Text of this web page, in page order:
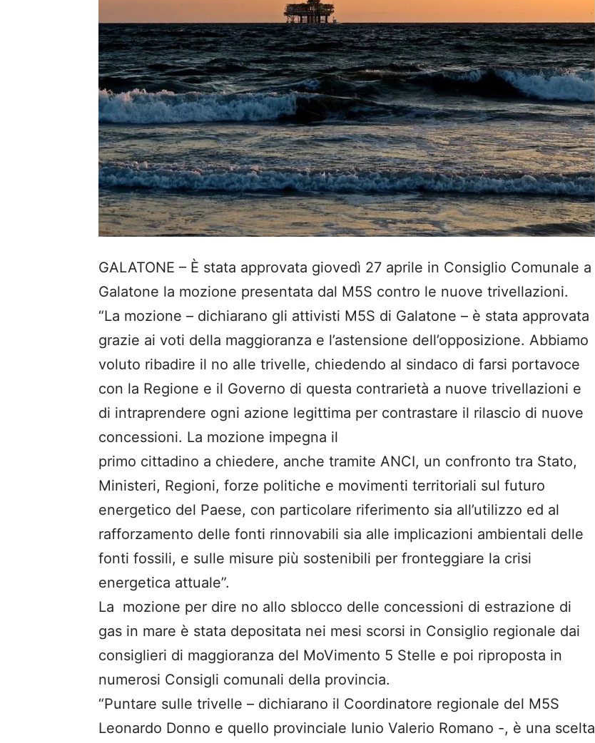
GALATONE – È stata approvata giovedì 27 aprile in Consiglio Comunale a
Galatone la mozione presentata dal M5S contro le nuove trivellazioni.
“La mozione – dichiarano gli attivisti M5S di Galatone – è stata approvata
grazie ai voti della maggioranza e l’astensione dell’opposizione. Abbiamo
voluto ribadire il no alle trivelle, chiedendo al sindaco di farsi portavoce
con la Regione e il Governo di questa contrarietà a nuove trivellazioni e
di intraprendere ogni azione legittima per contrastare il rilascio di nuove
concessioni. La mozione impegna il
primo cittadino a chiedere, anche tramite ANCI, un confronto tra Stato,
Ministeri, Regioni, forze politiche e movimenti territoriali sul futuro
energetico del Paese, con particolare riferimento sia all’utilizzo ed al
rafforzamento delle fonti rinnovabili sia alle implicazioni ambientali delle
fonti fossili, e sulle misure più sostenibili per fronteggiare la crisi
energetica attuale”.
La mozione per dire no allo sblocco delle concessioni di estrazione di
gas in mare è stata depositata nei mesi scorsi in Consiglio regionale dai
consiglieri di maggioranza del MoVimento 5 Stelle e poi riproposta in
numerosi Consigli comunali della provincia.
“Puntare sulle trivelle – dichiarano il Coordinatore regionale del M5S
Leonardo Donno e quello provinciale Iunio Valerio Romano -, è una scelta